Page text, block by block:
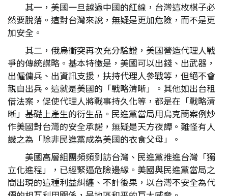
其一，美國一旦越過中國的紅線，台灣這枚棋子必
然要脫落。這對台灣來說，無疑是更加危險，而不是更
加安全。
其二，俄烏衝突再次充分驗證，美國營造代理人戰
爭的傳統謀略。基本特徵是，美國可以出錢、出武器，
出僱傭兵、出資訊支援，扶持代理人參戰等，但絕不會
親自出兵。這就是美國的「戰略清晰」。其他如出台租
借法案，促使代理人將戰事持久化等，都是在「戰略清
晰」基礎上產生的衍生品。民進黨當局用烏克蘭案例炒
作美國對台灣的安全承諾，無疑是天方夜譚。難怪有人
譏之為「除非民進黨成為美國的衣食父母」。
美國高層組團頻頻到訪台灣、民進黨推進台灣「獨
立化進程」，已經緊逼危險邊緣。美國與民進黨當局之
間出現的這種利益糾纏、不計後果，以台灣不安全為代